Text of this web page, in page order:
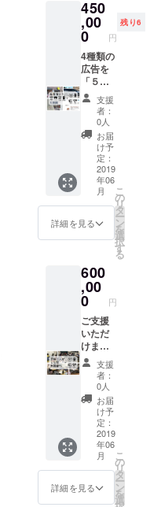
紙・活
動報告
書の詳
細は
3,000円
コース
を御覧
くださ
い。
ていた
だきま
す。 ※
お手
紙・活
動報告
書の詳
細は
3,000円
コース
を御覧
くださ
い。 ※
報告会
にご参
加いた
だいた
場合、
をお渡
しいた
しま
す。
しま
す。 ※
交通費
はご負
担下さ
い。 ※
不参加
でのご
支援も
可能で
す。そ
の旨を
お書き
くださ
い。 ※
ご都合
があわ
ない場
合は、
議事録
贈らせ
ていた
だきま
す。 ※
お手
紙・活
動報告
書の詳
細は
3,000円
コース
を御覧
くださ
い。 ※
報告会
にご参
加いた
だいた
場合、
宜しく
お願い
致しま
す。 ※
お手
紙・活
動報告
書の詳
細は
3,000円
コース
を御覧
くださ
い。 ※
報告会
にご参
加いた
だいた
場合、
手紙と
の現物
をお渡
しいた
しま
す。 ※
活動報
告の詳
細は
10,000
円コー
スをご
覧くだ
さい。
※交流会
の詳細
30,000
円コー
スをご
い。
450
,00
0 円
残り6
4種類の
広告を
「５年
間」掲
載させ
ていた
だきま
す。 詳
細は本
文末尾
の＜広
告リ
ターン
につい
て＞を
お読み
い。
支援
者：
0人
お届
け予
定：
2019
年06
月
詳細を見る
こ
の
リ
タ
ー
ン
を
選
択
す
る
600
,00
0 円
ご支援
いただ
けます
と、経
済的に
恵まれ
ない子
供が
「３
人」、
１年間
塾に通
うこと
ができ
ます。
支援
者：
0人
お届
け予
定：
2019
年06
月
詳細を見る
こ
の
リ
タ
ー
ン
を
選